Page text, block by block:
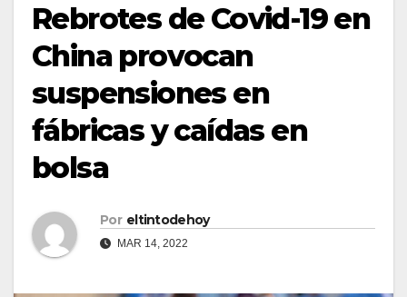
Rebrotes de Covid-19 en
China provocan
suspensiones en
fábricas y caídas en
bolsa
Por eltintodehoy
MAR 14, 2022